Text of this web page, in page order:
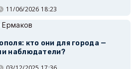
11/06/2026 18:23
Ермаков
кто они для города —
наблюдатели?